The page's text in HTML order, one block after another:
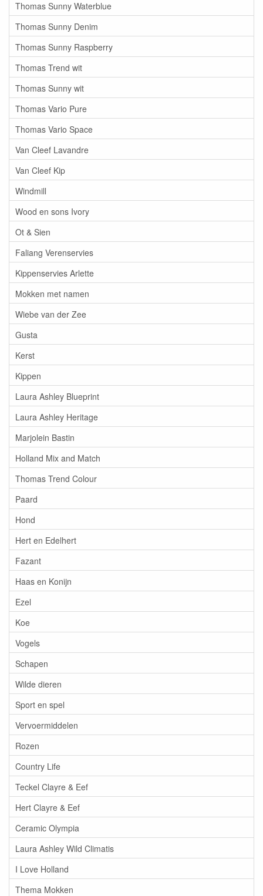
Thomas Sunny Waterblue
Thomas Sunny Denim
Thomas Sunny Raspberry
Thomas Trend wit
Thomas Sunny wit
Thomas Vario Pure
Thomas Vario Space
Van Cleef Lavandre
Van Cleef Kip
Windmill
Wood en sons Ivory
Ot & Sien
Faliang Verenservies
Kippenservies Arlette
Mokken met namen
Wiebe van der Zee
Gusta
Kerst
Kippen
Laura Ashley Blueprint
Laura Ashley Heritage
Marjolein Bastin
Holland Mix and Match
Thomas Trend Colour
Paard
Hond
Hert en Edelhert
Fazant
Haas en Konijn
Ezel
Koe
Vogels
Schapen
Wilde dieren
Sport en spel
Vervoermiddelen
Rozen
Country Life
Teckel Clayre & Eef
Hert Clayre & Eef
Ceramic Olympia
Laura Ashley Wild Climatis
I Love Holland
Thema Mokken